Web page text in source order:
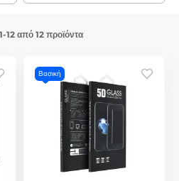
12 από 12 προϊόντα
Βασική